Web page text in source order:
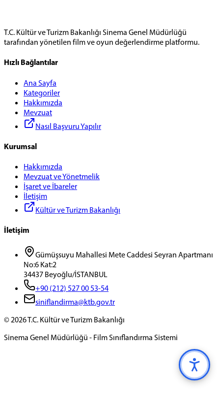
T.C. Kültür ve Turizm Bakanlığı Sinema Genel Müdürlüğü
tarafından yönetilen film ve oyun değerlendirme platformu.
Hızlı Bağlantılar
Ana Sayfa
Kategoriler
Hakkımızda
Mevzuat
Nasıl Başvuru Yapılır
Kurumsal
Hakkımızda
Mevzuat ve Yönetmelik
İşaret ve İbareler
İletişim
Kültür ve Turizm Bakanlığı
İletişim
Gümüşsuyu Mahallesi Mete Caddesi Seyran Apartmanı
No:6 Kat:2
34437 Beyoğlu/İSTANBUL
+90 (212) 527 00 53-54
siniflandirma@ktb.gov.tr
© 2026T.C. Kültür ve Turizm Bakanlığı
Sinema Genel Müdürlüğü - Film Sınıflandırma Sistemi